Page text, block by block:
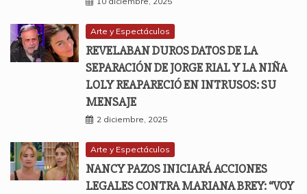
Arte y Espectáculos
REVELABAN DUROS DATOS DE LA
SEPARACIÓN DE JORGE RIAL Y LA NIÑA
LOLY REAPARECIÓ EN INTRUSOS: SU
MENSAJE
2 diciembre, 2025
Arte y Espectáculos
NANCY PAZOS INICIARÁ ACCIONES
LEGALES CONTRA MARIANA BREY: “VOY